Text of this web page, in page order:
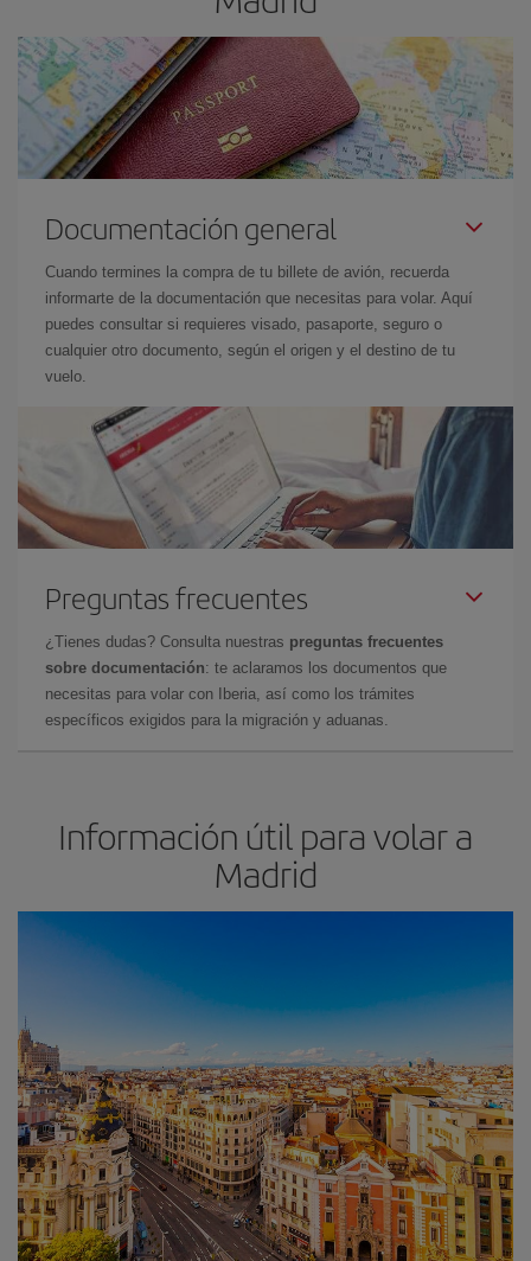
Documentación general
Cuando termines la compra de tu billete de avión, recuerda
informarte de la documentación que necesitas para volar. Aquí
puedes consultar si requieres visado, pasaporte, seguro o
cualquier otro documento, según el origen y el destino de tu
vuelo.
Preguntas frecuentes
¿Tienes dudas? Consulta nuestras preguntas frecuentes
sobre documentación: te aclaramos los documentos que
necesitas para volar con Iberia, así como los trámites
específicos exigidos para la migración y aduanas.
Información útil para volar a
Madrid